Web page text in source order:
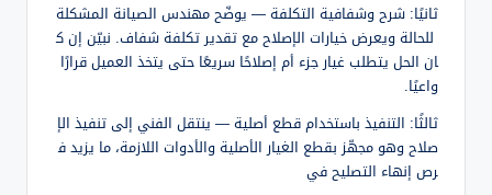
ثانيًا: شرح وشفافية التكلفة — يوضّح مهندس الصيانة المشكلة
للحالة ويعرض خيارات الإصلاح مع تقدير تكلفة شفاف. نبيّن إن ك
ان الحل يتطلب غيار جزء أم إصلاحًا سريعًا حتى يتخذ العميل قرارًا
واعيًا.
ثالثًا: التنفيذ باستخدام قطع أصلية — ينتقل الفني إلى تنفيذ الإ
صلاح وهو مجهّز بقطع الغيار الأصلية والأدوات اللازمة، ما يزيد ف
رص إنهاء التصليح في